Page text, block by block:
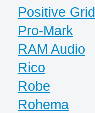
Positive Grid
Pro-Mark
RAM Audio
Rico
Robe
Rohema